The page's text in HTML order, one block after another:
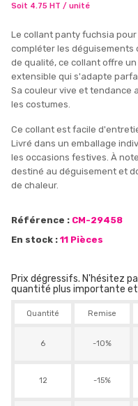
Soit 4.75 HT / unité
Le collant panty fuchsia
compléter les déguisements
de qualité, ce collant offre
extensible qui s'adapte
Sa couleur vive et tendance
les costumes.
Ce collant est facile
Livré dans un emballage
les occasions festives. À
destiné au déguisement et
de chaleur.
Référence : CM-29458
En stock : 11 Pièces
Prix dégressifs. N'hésitez
quantité plus importante et
Quantité Remise
6 -10%
12 -15%